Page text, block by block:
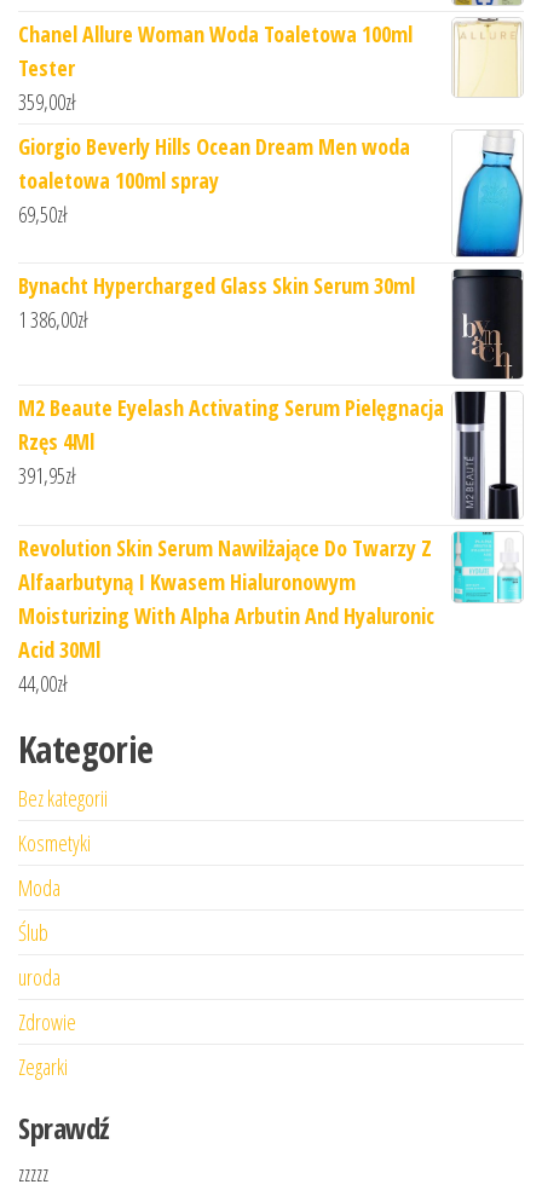
Chanel Allure Woman Woda Toaletowa 100ml
Tester
359,00zł
Giorgio Beverly Hills Ocean Dream Men woda
toaletowa 100ml spray
69,50zł
Bynacht Hypercharged Glass Skin Serum 30ml
1 386,00zł
M2 Beaute Eyelash Activating Serum Pielęgnacja
Rzęs 4Ml
391,95zł
Revolution Skin Serum Nawilżające Do Twarzy Z
Alfaarbutyną I Kwasem Hialuronowym
Moisturizing With Alpha Arbutin And Hyaluronic
Acid 30Ml
44,00zł
Kategorie
Bez kategorii
Kosmetyki
Moda
Ślub
uroda
Zdrowie
Zegarki
Sprawdź
zzzzz